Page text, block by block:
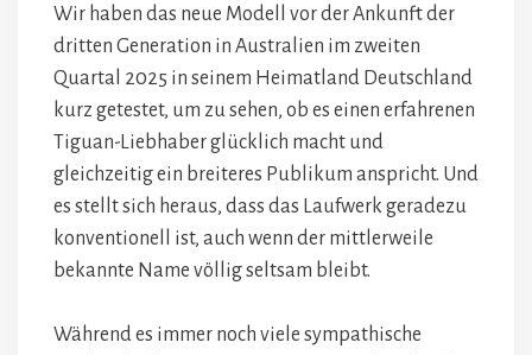
Wir haben das neue Modell vor der Ankunft der
dritten Generation in Australien im zweiten
Quartal 2025 in seinem Heimatland Deutschland
kurz getestet, um zu sehen, ob es einen erfahrenen
Tiguan-Liebhaber glücklich macht und
gleichzeitig ein breiteres Publikum anspricht. Und
es stellt sich heraus, dass das Laufwerk geradezu
konventionell ist, auch wenn der mittlerweile
bekannte Name völlig seltsam bleibt.
Während es immer noch viele sympathische